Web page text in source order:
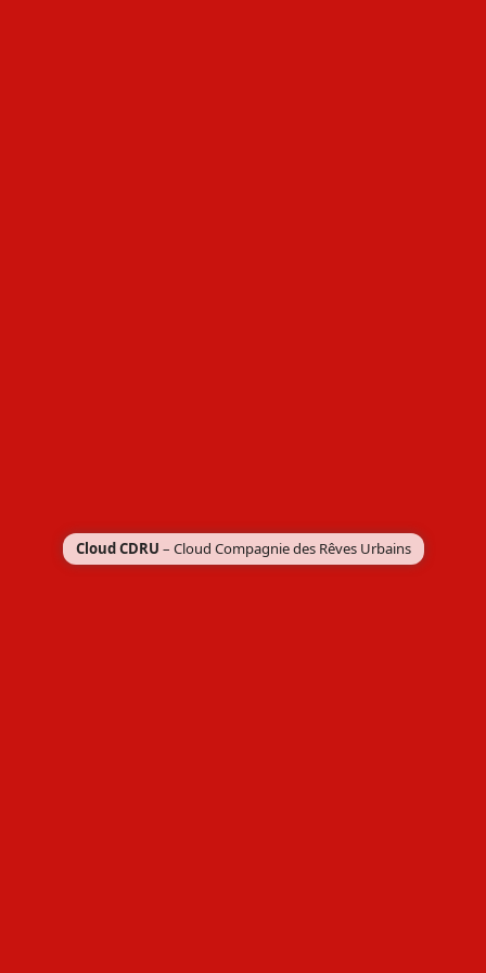
Cloud CDRU – Cloud Compagnie des Rêves Urbains